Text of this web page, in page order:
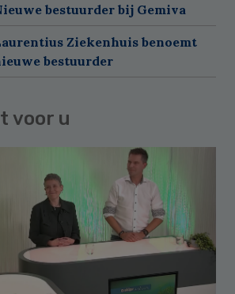
bestuurder bij Gemiva
Ziekenhuis benoemt
bestuurder
voor u